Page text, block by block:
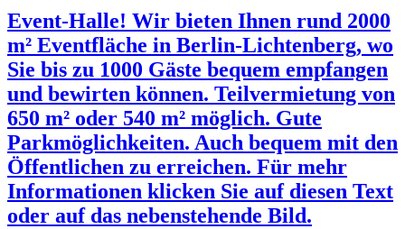
Event-Halle! Wir bieten Ihnen rund 2000
m² Eventfläche in Berlin-Lichtenberg, wo
Sie bis zu 1000 Gäste bequem empfangen
und bewirten können. Teilvermietung von
650 m² oder 540 m² möglich. Gute
Parkmöglichkeiten. Auch bequem mit den
Öffentlichen zu erreichen. Für mehr
Informationen klicken Sie auf diesen Text
oder auf das nebenstehende Bild.